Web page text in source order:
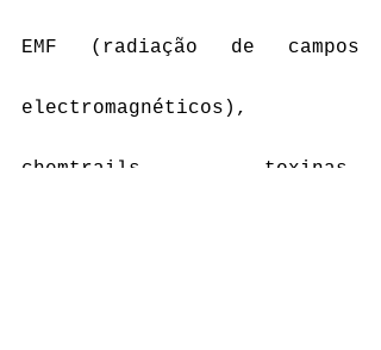
EMF (radiação de campos
electromagnéticos),
chemtrails, toxinas,